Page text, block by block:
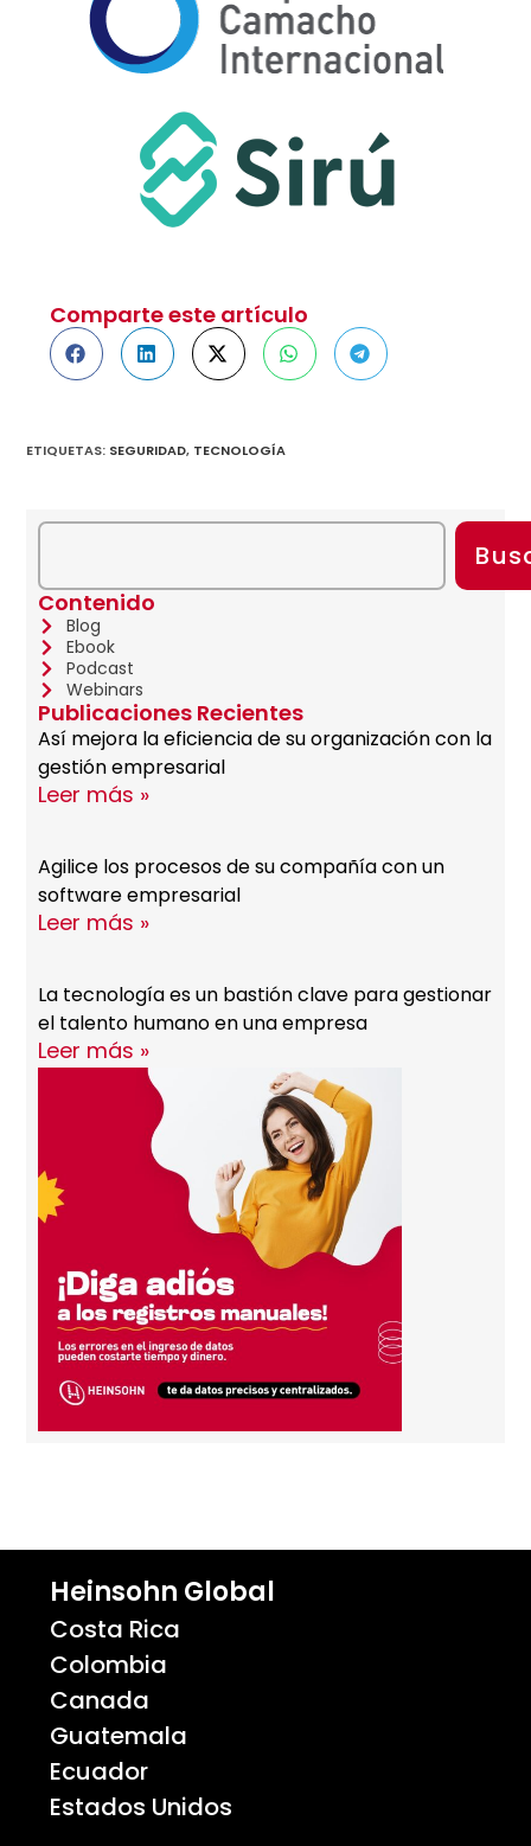
Comparte este artículo
ETIQUETAS: SEGURIDAD, TECNOLOGÍA
Contenido
Blog
Ebook
Podcast
Webinars
Publicaciones Recientes
Así mejora la eficiencia de su organización con la
gestión empresarial
Leer más »
Agilice los procesos de su compañía con un
software empresarial
Leer más »
La tecnología es un bastión clave para gestionar
el talento humano en una empresa
Leer más »
Heinsohn Global
Costa Rica
Colombia
Canada
Guatemala
Ecuador
Estados Unidos